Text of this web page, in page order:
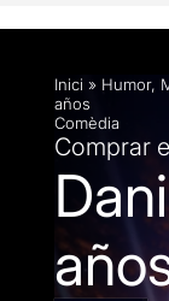
Inici » Humor,
años
Comèdia
Comprar